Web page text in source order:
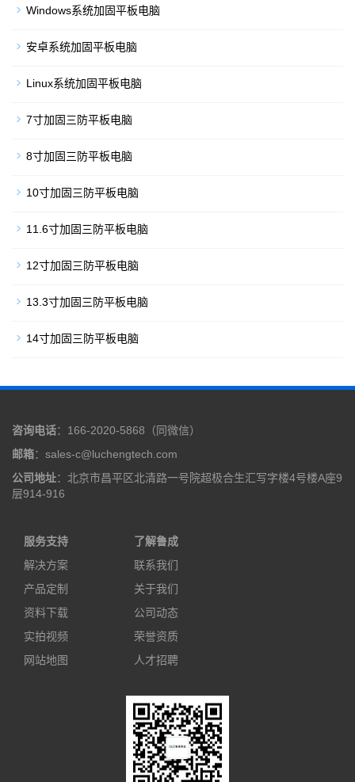
Windows系统加固平板电脑
安卓系统加固平板电脑
Linux系统加固平板电脑
7寸加固三防平板电脑
8寸加固三防平板电脑
10寸加固三防平板电脑
11.6寸加固三防平板电脑
12寸加固三防平板电脑
13.3寸加固三防平板电脑
14寸加固三防平板电脑
咨询电话：166-2020-5868（同微信）
邮箱：sales-c@luchengtech.com
公司地址：北京市昌平区北清路一号院超极合生汇写字楼4号楼A座9
层914-916
服务支持
解决方案
产品定制
资料下载
实拍视频
网站地图
了解鲁成
联系我们
关于我们
公司动态
荣誉资质
人才招聘